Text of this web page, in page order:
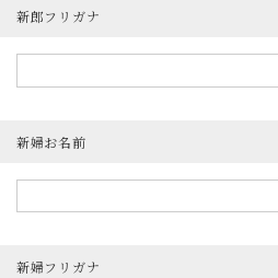
新郎フリガナ
新婦お名前
新婦フリガナ